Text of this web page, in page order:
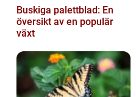
Buskiga palettblad: En
översikt av en populär
växt